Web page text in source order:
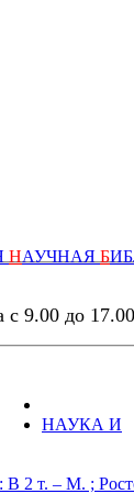
НАУЧНАЯ Б
с 9.00 до 17.00
НАУКА И
В 2 т. – М. ;